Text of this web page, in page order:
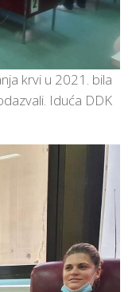
krvi u 2021. bila
Iduća DDK